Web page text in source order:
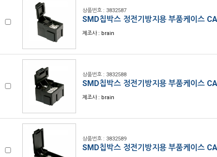
상품번호 : 3832587
SMD칩박스 정전기방지용 부품케이스
제조사 : brain
상품번호 : 3832588
SMD칩박스 정전기방지용 부품케이스
제조사 : brain
상품번호 : 3832589
SMD칩박스 정전기방지용 부품케이스